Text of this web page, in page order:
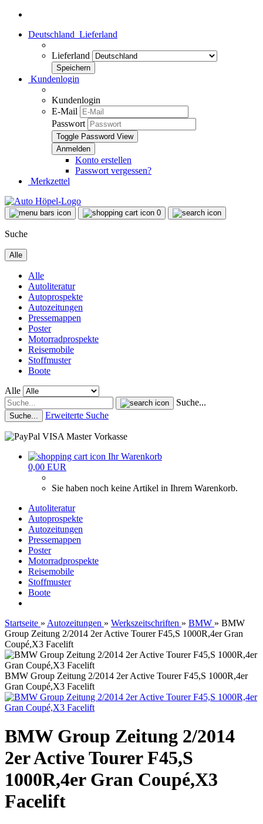
Deutschland Lieferland
Lieferland
Kundenlogin
Kundenlogin
E-Mail
Passwort
Toggle Password View
Konto erstellen
Passwort vergessen?
Merkzettel
0
Suche
Alle
Alle
Autoliteratur
Autoprospekte
Autozeitungen
Pressemappen
Poster
Motorradprospekte
Reisemobile
Stoffmuster
Boote
Alle
Suche...
Suche... Erweiterte Suche
Ihr Warenkorb
0,00 EUR
Sie haben noch keine Artikel in Ihrem Warenkorb.
Autoliteratur
Autoprospekte
Autozeitungen
Pressemappen
Poster
Motorradprospekte
Reisemobile
Stoffmuster
Boote
Startseite » Autozeitungen » Werkszeitschriften » BMW » BMW
Group Zeitung 2/2014 2er Active Tourer F45,S 1000R,4er Gran
Coupé,X3 Facelift
BMW Group Zeitung 2/2014 2er Active Tourer F45,S 1000R,4er
Gran Coupé,X3 Facelift
BMW Group Zeitung 2/2014
2er Active Tourer F45,S
1000R,4er Gran Coupé,X3
Facelift